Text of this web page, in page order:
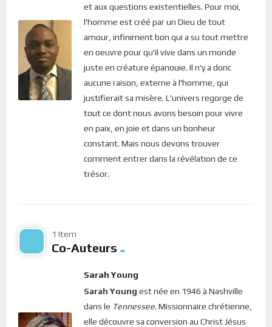
notre esprit n’est pas entouré de l’amour de Dieu, nous
sombrons dans les profondeurs de l’abîme.
Par ailleurs, quand quelqu’un souffre, le pire pour lui n’est pas
la souffrance qu’il traverse. Mais au fur et à mesure qu’il
s’enlise, un mal-être se développe. Les symptômes
consistent en un épaississement des émotions dans son
coeur : l’orgueil, la colère, les rancoeurs, les préjugés, etc…
Tout un cocktail de négativités qui, non seulement, empêche
l’individu d’aller chercher de l’aide mais plus encore, le pousse
à rejeter toute aide. Et c’est ce mal-être qui est
problématique. Car alors, on souffre mais personne ne peut
Chers frères et soeurs, le Christ nous invite en ce jour à revoir
En effet, lorsque nous souffrons, ce n’est pas notre vie qui
est touchée. Car nous continuons de vivre. C’est l’amour de
Dieu qui nous donne la vie et nos battements cardiaques
témoignent de cette réalité ! Mais quand nous traversons des
et aux questions existentielles. Pour moi,
l'homme est créé par un Dieu de tout
amour, infiniment bon qui a su tout mettre
en oeuvre pour qu'il vive dans un monde
juste en créature épanouie. Il n'y a donc
aucune raison, externe à l'homme, qui
justifierait sa misère. L'univers regorge de
tout ce dont nous avons besoin pour vivre
en paix, en joie et dans un bonheur
constant. Mais nous devons trouver
comment entrer dans la révélation de ce
trésor.
1 Item
Co-Auteurs
Sarah Young
Sarah Young est née en 1946 à Nashville
dans le Tennessee. Missionnaire chrétienne,
elle découvre sa conversion au Christ Jésus